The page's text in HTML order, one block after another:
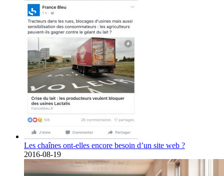
Les chaînes ont-elles encore besoin d’un site web ?
2016-08-19